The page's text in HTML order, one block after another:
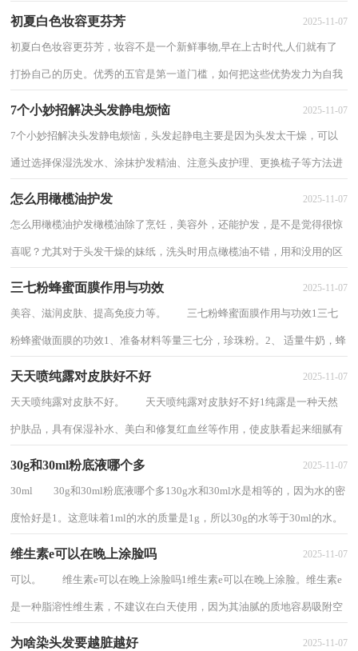
上，以发中和发梢处为主，尽量不要粘染到头皮；3、将...
初夏白色妆容更芬芳 2025-11-07
初夏白色妆容更芬芳，妆容不是一个新鲜事物,早在上古时代,人们就有了
打扮自己的历史。优秀的五官是第一道门槛，如何把这些优势发力为自我
的风格辨识度，那就要靠妆容。下面介绍初...
7个小妙招解决头发静电烦恼 2025-11-07
7个小妙招解决头发静电烦恼，头发起静电主要是因为头发太干燥，可以
通过选择保湿洗发水、涂抹护发精油、注意头皮护理、更换梳子等方法进
行缓解。下面分享7个小妙招解决头发静电...
怎么用橄榄油护发 2025-11-07
怎么用橄榄油护发橄榄油除了烹饪，美容外，还能护发，是不是觉得很惊
喜呢？尤其对于头发干燥的妹纸，洗头时用点橄榄油不错，用和没用的区
别会比较明显，橄榄油洗头后头发会更柔顺。如果你...
三七粉蜂蜜面膜作用与功效 2025-11-07
美容、滋润皮肤、提高免疫力等。 三七粉蜂蜜面膜作用与功效1三七
粉蜂蜜做面膜的功效1、准备材料等量三七分，珍珠粉。2、 适量牛奶，蜂
蜜，鸡蛋一个。3、 三七粉珍珠粉面膜：加入...
天天喷纯露对皮肤好不好 2025-11-07
天天喷纯露对皮肤不好。 天天喷纯露对皮肤好不好1纯露是一种天然
护肤品，具有保湿补水、美白和修复红血丝等作用，使皮肤看起来细腻有
光泽。然而如果天天喷纯露，皮肤营养过剩...
30g和30ml粉底液哪个多 2025-11-07
30ml 30g和30ml粉底液哪个多130g水和30ml水是相等的，因为水的密
度恰好是1。这意味着1ml的水的质量是1g，所以30g的水等于30ml的水。
但是，粉底液不同于水，它是一种悬浮液。悬浮...
维生素e可以在晚上涂脸吗 2025-11-07
可以。 维生素e可以在晚上涂脸吗1维生素e可以在晚上涂脸。维生素e
是一种脂溶性维生素，不建议在白天使用，因为其油腻的质地容易吸附空
气中的灰尘和污垢，并且具有光敏性，可能导...
为啥染头发要越脏越好 2025-11-07